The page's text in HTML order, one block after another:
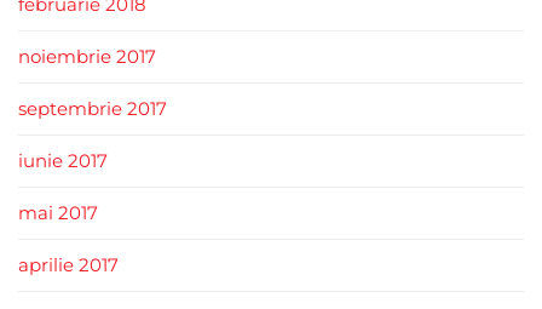
noiembrie 2017
septembrie 2017
iunie 2017
mai 2017
aprilie 2017